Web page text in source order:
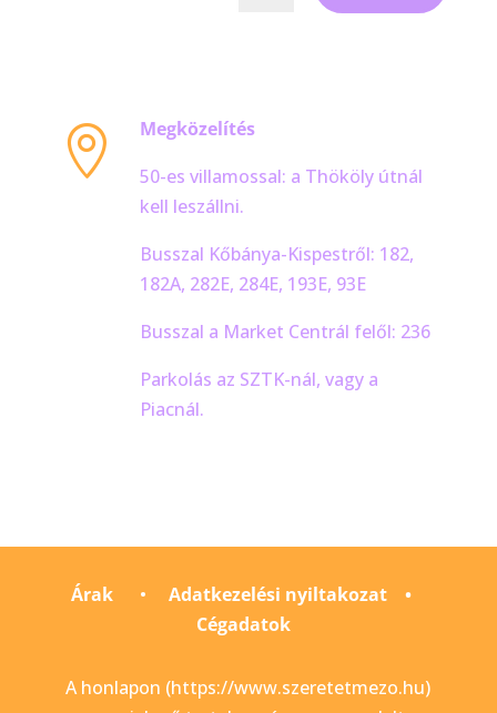

Megközelítés
50-es villamossal: a Thököly útnál
kell leszállni.
Busszal Kőbánya-Kispestről: 182,
182A, 282E, 284E, 193E, 93E
Busszal a Market Centrál felől: 236
Parkolás az SZTK-nál, vagy a
Piacnál.
Árak • Adatkezelési nyiltakozat •
Cégadatok
A honlapon (https://www.szeretetmezo.hu)